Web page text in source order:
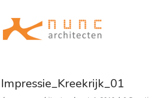
Impressie_Kreekrijk_01